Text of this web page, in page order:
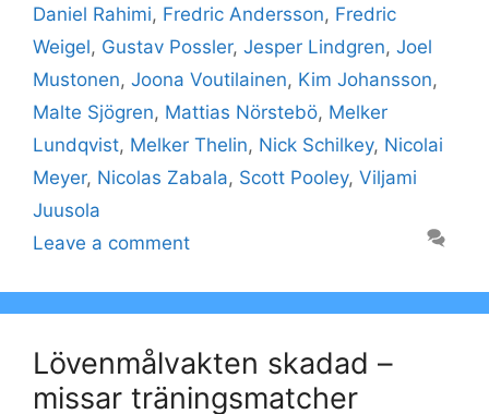
Daniel Rahimi, Fredric Andersson, Fredric
Weigel, Gustav Possler, Jesper Lindgren, Joel
Mustonen, Joona Voutilainen, Kim Johansson,
Malte Sjögren, Mattias Nörstebö, Melker
Lundqvist, Melker Thelin, Nick Schilkey, Nicolai
Meyer, Nicolas Zabala, Scott Pooley, Viljami
Juusola
Leave a comment
Lövenmålvakten skadad –
missar träningsmatcher